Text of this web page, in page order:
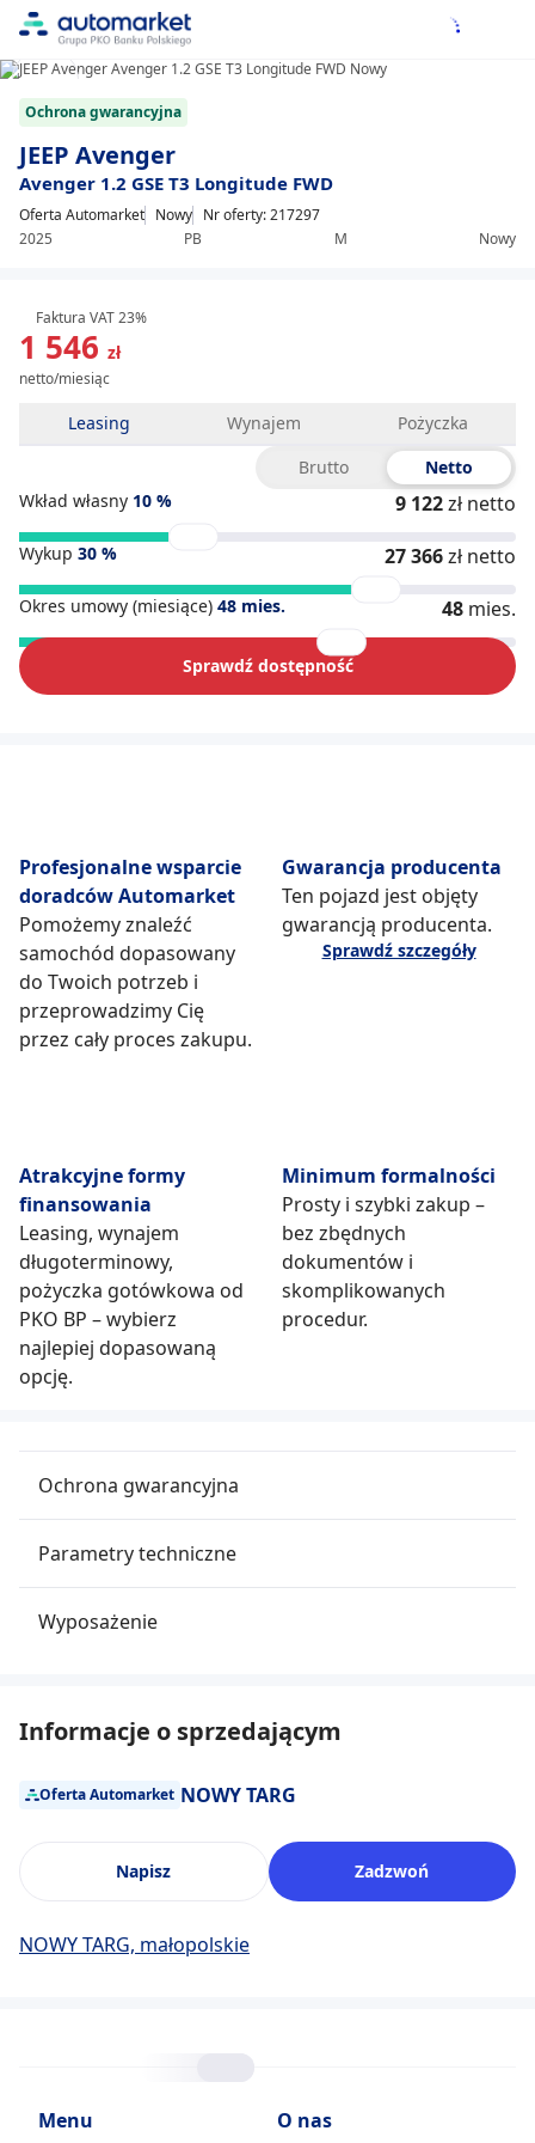
10
1/10
Ochrona gwarancyjna
JEEP Avenger
Avenger 1.2 GSE T3 Longitude FWD
Oferta Automarket Nowy
2025
PB M Nowy
Nr oferty: 217297
1 546 zł
netto/miesiąc
Faktura VAT 23%
Leasing Wynajem
Pożyczka
Brutto
Netto
Wkład własny 10 % 9 122zł netto
Wykup 30 % 27 366zł netto
Okres umowy (miesiące) 48 mies. 48 mies.
Sprawdź dostępność
Profesjonalne wsparcie
doradców Automarket
Pomożemy znaleźć
samochód dopasowany
do Twoich potrzeb i
przeprowadzimy Cię
przez cały proces zakupu.
Gwarancja producenta
Ten pojazd jest objęty
gwarancją producenta.
Sprawdź szczegóły
Atrakcyjne formy
finansowania
Leasing, wynajem
długoterminowy,
pożyczka gotówkowa od
PKO BP – wybierz
najlepiej dopasowaną
opcję.
Minimum formalności
Prosty i szybki zakup –
bez zbędnych
dokumentów i
skomplikowanych
procedur.
Ochrona gwarancyjna
Parametry techniczne
Wyposażenie
Informacje o sprzedającym
Oferta Automarket NOWY TARG
Napisz Zadzwoń
NOWY TARG, małopolskie
Menu O nas